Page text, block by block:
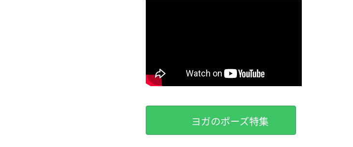
ヨガのポーズ特集